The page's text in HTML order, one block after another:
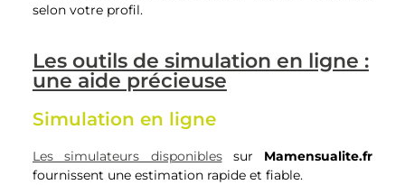
selon votre profil.
Les outils de simulation en ligne :
une aide précieuse
Simulation en ligne
Les simulateurs disponiblessur Mamensualite.fr
fournissent une estimation rapide et fiable.